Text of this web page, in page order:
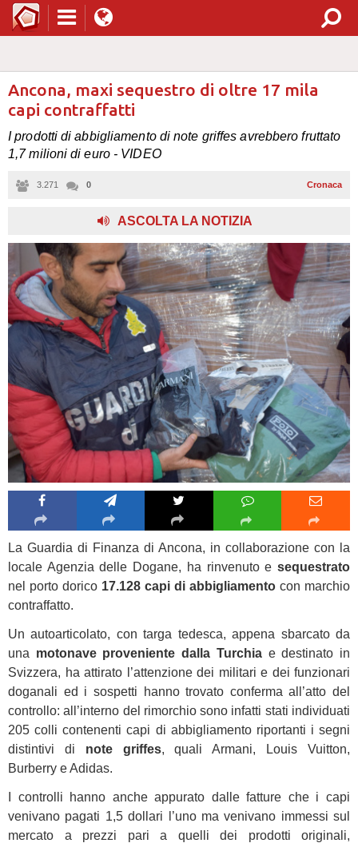
Ancona, maxi sequestro di oltre 17 mila
capi contraffatti
I prodotti di abbigliamento di note griffes avrebbero fruttato
1,7 milioni di euro - VIDEO
3.271 0 Cronaca
ASCOLTA LA NOTIZIA
La Guardia di Finanza di Ancona, in collaborazione con la
locale Agenzia delle Dogane, ha rinvenuto e sequestrato
nel porto dorico 17.128 capi di abbigliamento con marchio
contraffatto.
Un autoarticolato, con targa tedesca, appena sbarcato da
una motonave proveniente dalla Turchiae destinato in
Svizzera, ha attirato l’attenzione dei militari e dei funzionari
doganali ed i sospetti hanno trovato conferma all’atto del
controllo: all’interno del rimorchio sono infatti stati individuati
205 colli contenenti capi di abbigliamento riportanti i segni
distintivi di note griffes, quali Armani, Louis Vuitton,
Burberry e Adidas.
I controlli hanno anche appurato dalle fatture che i capi
venivano pagati 1,5 dollari l’uno ma venivano immessi sul
mercato a prezzi pari a quelli dei prodotti originali,